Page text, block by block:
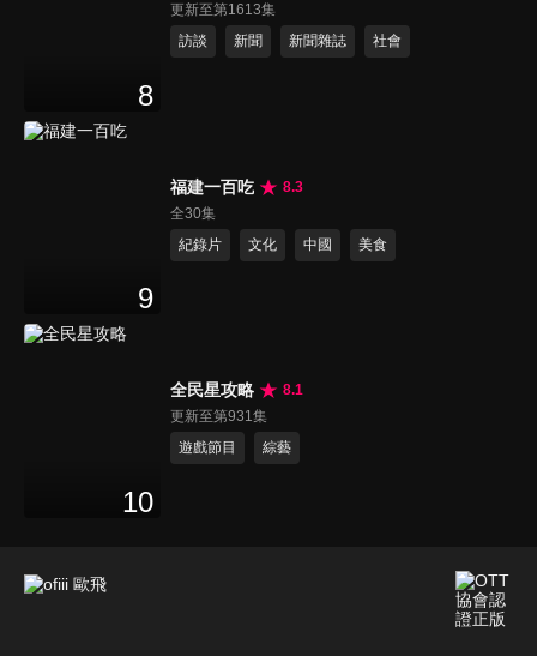
8
更新至第1613集
訪談
新聞 新聞雜誌 社會
9
福建一百吃
8.3
全30集
紀錄片
文化 中國 美食
10
全民星攻略
8.1
更新至第931集
遊戲節目
綜藝